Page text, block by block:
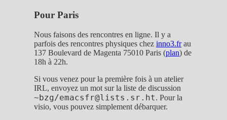
Pour Paris
Nous faisons des rencontres en ligne. Il y a
parfois des rencontres physiques chezinno3.frau
137 Boulevard de Magenta 75010 Paris (plan) de
18h à 22h.
Si vous venez pour la première fois à un atelier
IRL, envoyez un mot sur la liste de discussion
~bzg/emacsfr@lists.sr.ht. Pour la
visio, vous pouvez simplement débarquer.